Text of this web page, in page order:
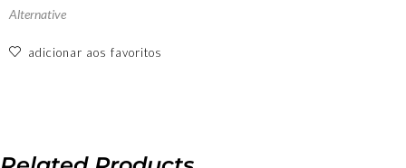
Alternative
adicionar aos favoritos